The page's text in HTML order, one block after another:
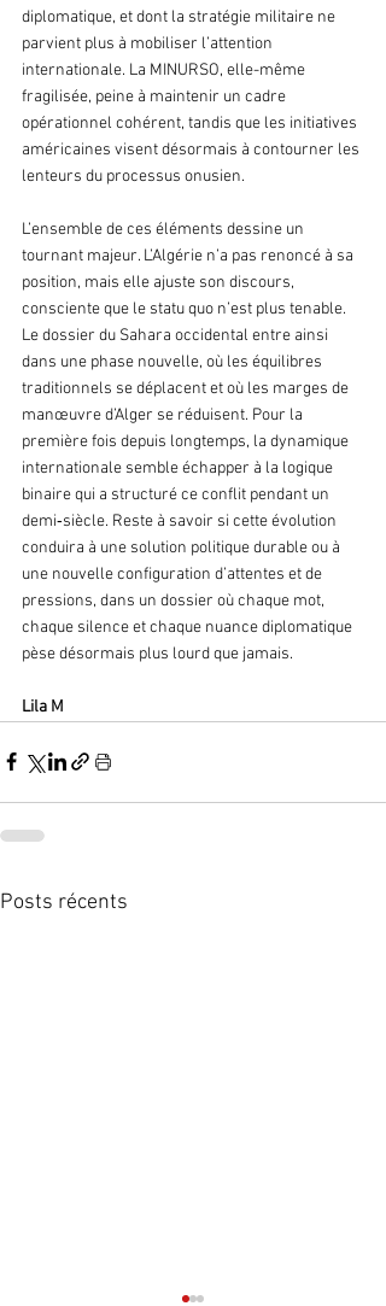
diplomatique, et dont la stratégie militaire ne
parvient plus à mobiliser l’attention
internationale. La MINURSO, elle-même
fragilisée, peine à maintenir un cadre
opérationnel cohérent, tandis que les initiatives
américaines visent désormais à contourner les
lenteurs du processus onusien.
L’ensemble de ces éléments dessine un
tournant majeur. L’Algérie n’a pas renoncé à sa
position, mais elle ajuste son discours,
consciente que le statu quo n’est plus tenable.
Le dossier du Sahara occidental entre ainsi
dans une phase nouvelle, où les équilibres
traditionnels se déplacent et où les marges de
manœuvre d’Alger se réduisent. Pour la
première fois depuis longtemps, la dynamique
internationale semble échapper à la logique
binaire qui a structuré ce conflit pendant un
demi‑siècle. Reste à savoir si cette évolution
conduira à une solution politique durable ou à
une nouvelle configuration d’attentes et de
pressions, dans un dossier où chaque mot,
chaque silence et chaque nuance diplomatique
pèse désormais plus lourd que jamais.
Lila M
Posts récents